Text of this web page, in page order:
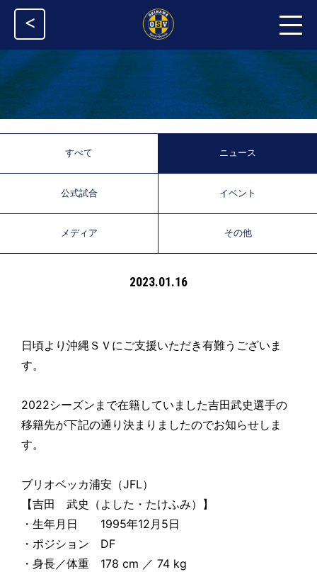
<
すべて ニュース
公式試合 イベント
メディア その他
2023.01.16
日頃より沖縄ＳＶにご支援いただき有難うございま
す。
2022シーズンまで在籍していました吉田武史選手の
移籍先が下記の通り決まりましたのでお知らせしま
す。
ブリオベッカ浦安（JFL）
【吉田 武史（よした・たけふみ）】
・生年月日 1995年12月5日
・ポジション DF
・身長／体重 178 cm ／ 74 kg